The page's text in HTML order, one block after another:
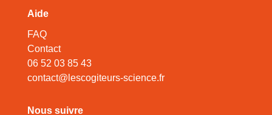
Aide
FAQ
Contact
06 52 03 85 43
contact@lescogiteurs-science.fr
Nous suivre